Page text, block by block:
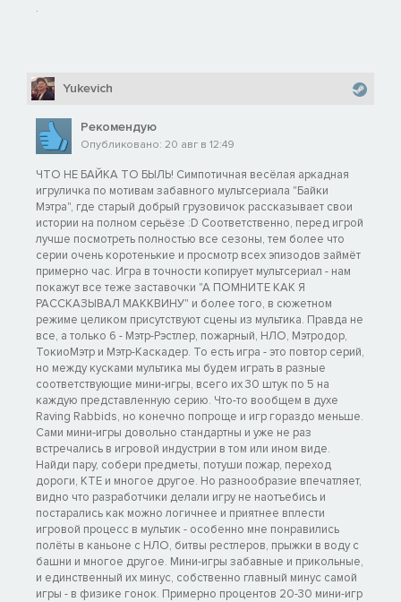
.
Yukevich
Рекомендую
Опубликовано: 20 авг в 12:49
ЧТО НЕ БАЙКА ТО БЫЛЬ! Симпотичная весёлая аркадная
игруличка по мотивам забавного мультсериала "Байки
Мэтра", где старый добрый грузовичок рассказывает свои
истории на полном серьёзе :D Соответственно, перед игрой
лучше посмотреть полностью все сезоны, тем более что
серии очень коротенькие и просмотр всех эпизодов займёт
примерно час. Игра в точности копирует мультсериал - нам
покажут все теже заставочки "А ПОМНИТЕ КАК Я
РАССКАЗЫВАЛ МАККВИНУ" и более того, в сюжетном
режиме целиком присутствуют сцены из мультика. Правда не
все, а только 6 - Мэтр-Рэстлер, пожарный, НЛО, Мэтродор,
ТокиоМэтр и Мэтр-Каскадер. То есть игра - это повтор серий,
но между кусками мультика мы будем играть в разные
соответствующие мини-игры, всего их 30 штук по 5 на
каждую представленную серию. Что-то вообщем в духе
Raving Rabbids, но конечно попроще и игр гораздо меньше.
Сами мини-игры довольно стандартны и уже не раз
встречались в игровой индустрии в том или ином виде.
Найди пару, собери предметы, потуши пожар, переход
дороги, КТЕ и многое другое. Но разнообразие впечатляет,
видно что разработчики делали игру не наотъебись и
постарались как можно логичнее и приятнее вплести
игровой процесс в мультик - особенно мне понравились
полёты в каньоне с НЛО, битвы рестлеров, прыжки в воду с
башни и многое другое. Мини-игры забавные и прикольные,
и единственный их минус, собственно главный минус самой
игры - в физике гонок. Примерно процентов 20-30 мини-игр